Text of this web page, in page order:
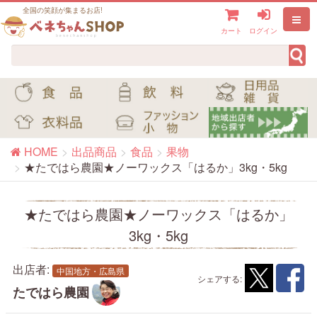
全国の笑顔が集まるお店!
カート ログイン
HOME 出品商品 食品
果物
★たではら農園★ノーワックス「はるか」3kg・5kg
★たではら農園★ノーワックス「はるか」
3kg・5kg
シェアする:
出店者: 中国地方・広島県
たではら農園